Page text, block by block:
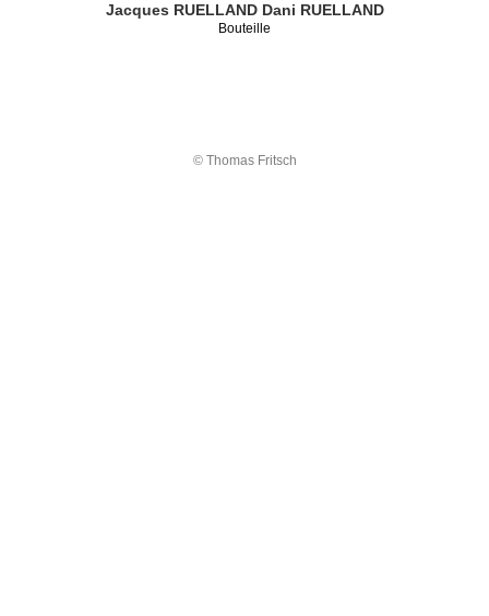
Jacques RUELLAND Dani RUELLAND
Bouteille
© Thomas Fritsch